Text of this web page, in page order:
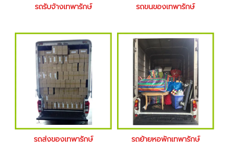
รถรับจ้างเทพารักษ์ รถขนของเทพารักษ์
รถส่งของเทพารักษ์ รถย้ายหอพักเทพารักษ์